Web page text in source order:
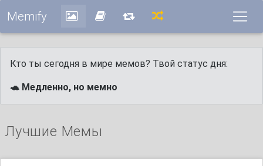
Memify
Кто ты сегодня в мире мемов? Твой статус дня:
🐢 Медленно, но мемно
Лучшие Мемы